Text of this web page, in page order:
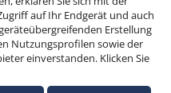
auf Ihr Endgerät und auch
Erstellung
Nutzungsprofilen sowie der
einverstanden. Klicken Sie
möchten. Klicken Sie auf